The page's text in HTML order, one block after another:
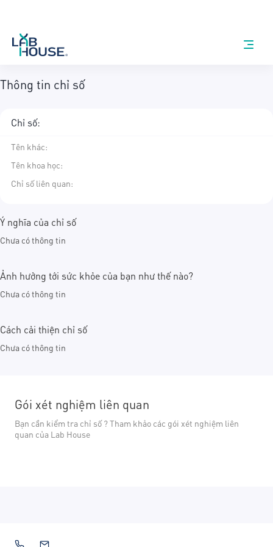
Thông tin chỉ số
Chỉ số:
Tên khác:
Tên khoa học:
Chỉ số liên quan:
Ý nghĩa của chỉ số
Chưa có thông tin
Ảnh hưởng tới sức khỏe của bạn như thế nào?
Chưa có thông tin
Cách cải thiện chỉ số
Chưa có thông tin
Gói xét nghiệm liên quan
Bạn cần kiểm tra chỉ số ? Tham khảo các gói xét nghiệm liên
quan của Lab House